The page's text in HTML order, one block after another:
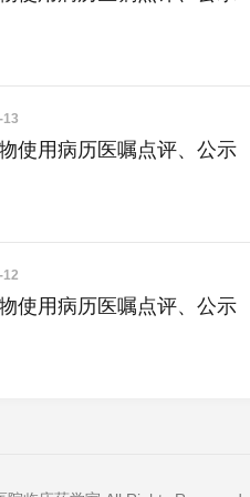
13
使用病历医嘱点评、公示
12
使用病历医嘱点评、公示